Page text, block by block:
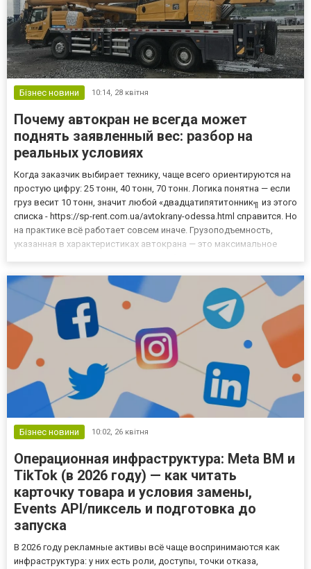
Бізнес новини 10:14, 28 квітня
Почему автокран не всегда может
поднять заявленный вес: разбор на
реальных условиях
Когда заказчик выбирает технику, чаще всего ориентируются на
простую цифру: 25 тонн, 40 тонн, 70 тонн. Логика понятна — если
груз весит 10 тонн, значит любой «двадцатипятитонник╗ из этого
списка - https://sp-rent.com.ua/avtokrany-odessa.html справится. Но
на практике всё работает совсем иначе. Грузоподъемность,
указанная в характеристиках автокрана — это максимальное
Бізнес новини 10:02, 26 квітня
Операционная инфраструктура: Meta BM и
TikTok (в 2026 году) — как читать
карточку товара и условия замены,
Events API/пиксель и подготовка до
запуска
В 2026 году рекламные активы всё чаще воспринимаются как
инфраструктура: у них есть роли, доступы, точки отказа,